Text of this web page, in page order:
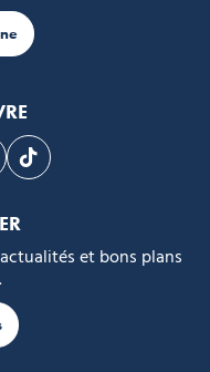
Facebook
sur Instagram
nous sur Youtube
Suivez-nous sur
et bons plans